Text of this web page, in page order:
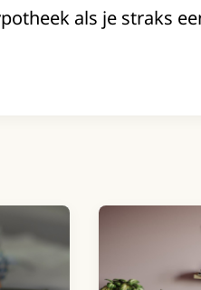
als je straks